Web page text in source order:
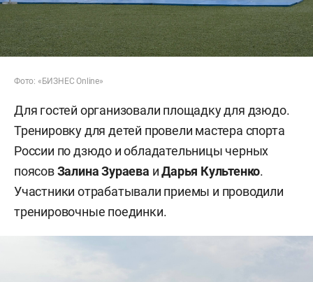
Фото: «БИЗНЕС Online»
Для гостей организовали площадку для дзюдо.
Тренировку для детей провели мастера спорта
России по дзюдо и обладательницы черных
поясовЗалина Зураева иДарья Культенко.
Участники отрабатывали приемы и проводили
тренировочные поединки.